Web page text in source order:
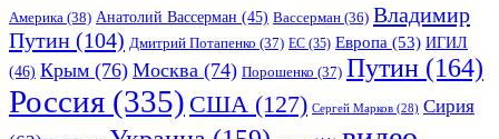
Америка (38) Анатолий Вассерман (45) Вассерман (36) Владимир
Путин (104) Дмитрий Потапенко (37) ЕС (35) Европа (53) ИГИЛ
(46) Крым (76) Москва (74) Порошенко (37) Путин (164)
Россия (335) США (127) Сергей Марков (28) Сирия